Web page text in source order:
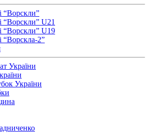
“Ворскли”
“Ворскли” U21
“Ворскли” U19
“Ворскла-2”
України
України